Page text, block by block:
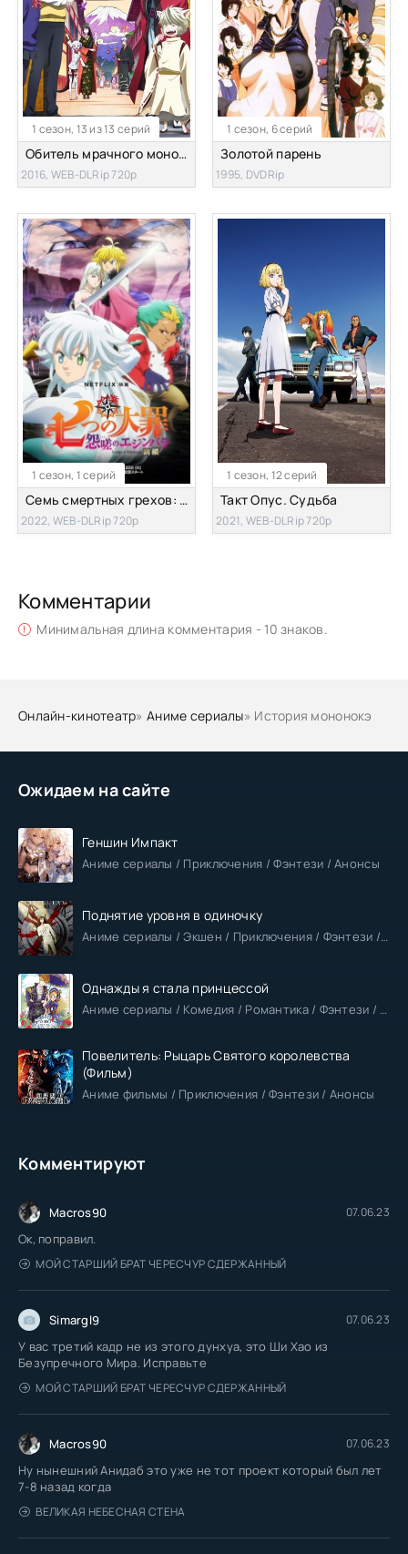
Ожидаем на сайте
Геншин Импакт
Аниме сериалы / Приключения / Фэнтези / Анонсы
Поднятие уровня в одиночку
Аниме сериалы / Экшен / Приключения / Фэнтези / Анонсы
Однажды я стала принцессой
Аниме сериалы / Комедия / Романтика / Фэнтези / Анонсы
Повелитель: Рыцарь Святого королевства
(Фильм)
Аниме фильмы / Приключения / Фэнтези / Анонсы
Комментируют
Macros90 07.06.23
Ок, поправил.
МОЙ СТАРШИЙ БРАТ ЧЕРЕСЧУР СДЕРЖАННЫЙ
Simargl9 07.06.23
У вас третий кадр не из этого дунхуа, это Ши Хао из
Безупречного Мира. Исправьте
МОЙ СТАРШИЙ БРАТ ЧЕРЕСЧУР СДЕРЖАННЫЙ
Macros90 07.06.23
Ну нынешний Анидаб это уже не тот проект который был лет
7-8 назад когда
ВЕЛИКАЯ НЕБЕСНАЯ СТЕНА
1 сезон, 13 из 13 серий
Обитель мрачного мононокэ [ТВ-1]
2016, WEB-DLRip 720p
1 сезон, 6 серий
Золотой парень
1995, DVDRip
1 сезон, 1 серий
Семь смертных грехов: Недовольство Эдинбурга
2022, WEB-DLRip 720p
1 сезон, 12 серий
Такт Опус. Судьба
2021, WEB-DLRip 720p
Комментарии
Минимальная длина комментария - 10 знаков.
Онлайн-кинотеатр»Аниме сериалы» История мононокэ